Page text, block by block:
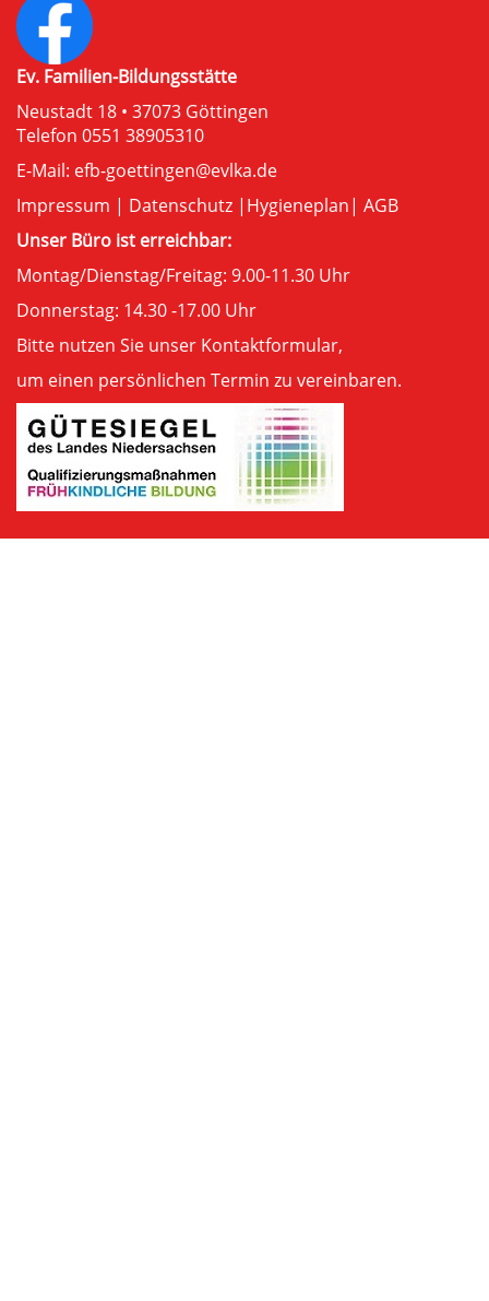
Ev. Familien-Bildungsstätte
Neustadt 18 • 37073 Göttingen
Telefon 0551 38905310
E-Mail: efb-goettingen@evlka.de
Impressum | Datenschutz | Hygieneplan| AGB
Unser Büro ist erreichbar:
Montag/Dienstag/Freitag: 9.00-11.30 Uhr
Donnerstag: 14.30 -17.00 Uhr
Bitte nutzen Sie unser Kontaktformular,
um einen persönlichen Termin zu vereinbaren.